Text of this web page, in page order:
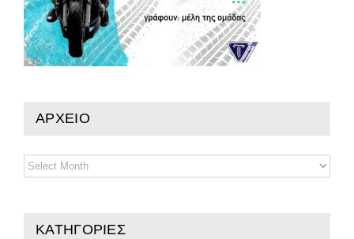
ΑΡΧΕΙΟ
ΑΡΧΕΙΟ
ΚΑΤΗΓΟΡΙΕΣ